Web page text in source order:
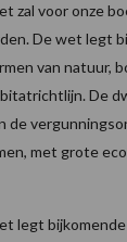
zal voor onze
De wet legt
van natuur,
De
de
met grote
legt